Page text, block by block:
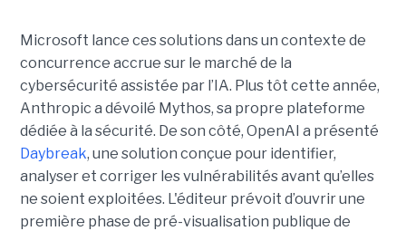
Microsoft lance ces solutions dans un contexte de
concurrence accrue sur le marché de la
cybersécurité assistée par l’IA. Plus tôt cette année,
Anthropic a dévoilé Mythos, sa propre plateforme
dédiée à la sécurité. De son côté, OpenAI a présenté
Daybreak, une solution conçue pour identifier,
analyser et corriger les vulnérabilités avant qu’elles
ne soient exploitées. L'éditeur prévoit d’ouvrir une
première phase de pré-visualisation publique de